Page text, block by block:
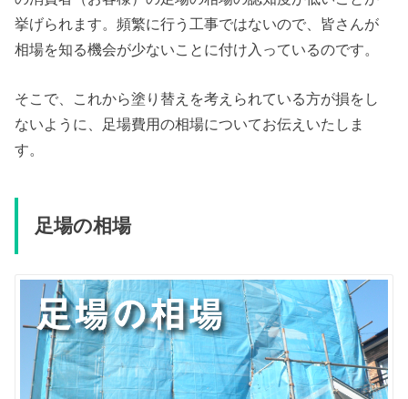
挙げられます。頻繁に行う工事ではないので、皆さんが
相場を知る機会が少ないことに付け入っているのです。
そこで、これから塗り替えを考えられている方が損をし
ないように、足場費用の相場についてお伝えいたしま
す。
足場の相場